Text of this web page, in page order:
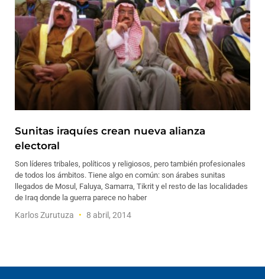
Sunitas iraquíes crean nueva alianza
electoral
Son líderes tribales, políticos y religiosos, pero también profesionales
de todos los ámbitos. Tiene algo en común: son árabes sunitas
llegados de Mosul, Faluya, Samarra, Tikrit y el resto de las localidades
de Iraq donde la guerra parece no haber
Karlos Zurutuza 8 abril, 2014